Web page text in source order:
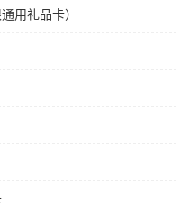
用礼品卡）